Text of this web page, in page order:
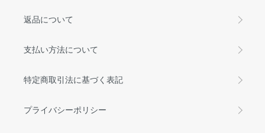
返品について
支払い方法について
特定商取引法に基づく表記
プライバシーポリシー